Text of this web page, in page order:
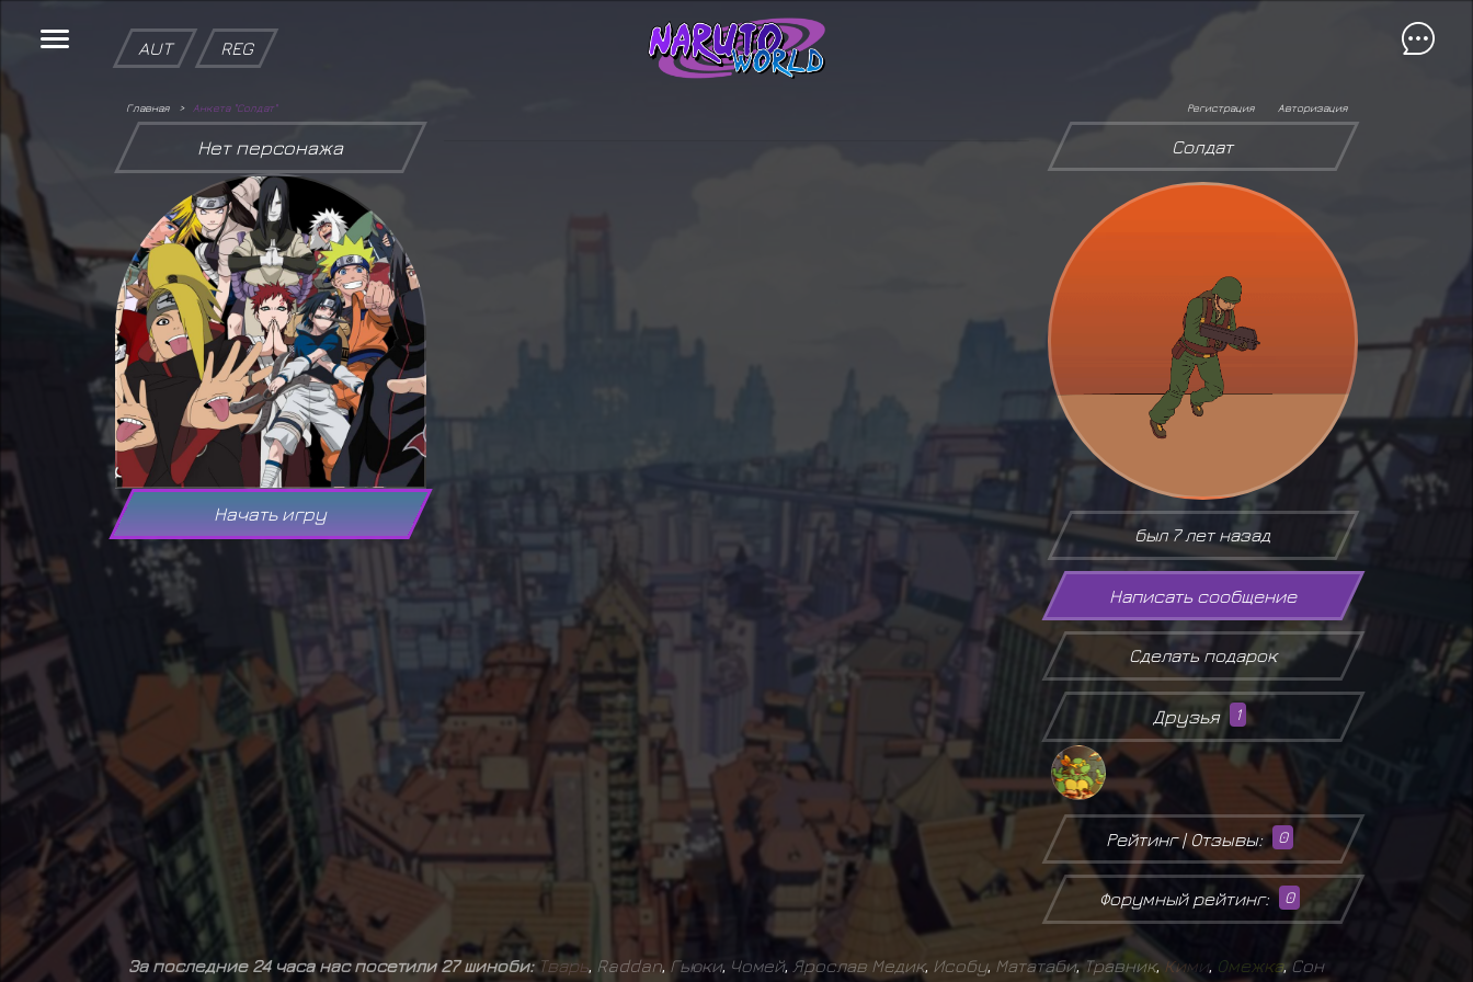
AUT REG
Главная Анкета "Солдат" Авторизация
Регистрация
Нет персонажа
Начать игру
Солдат
был 7 лет назад
Написать сообщение
Сделать подарок
Друзья 1
Рейтинг | Отзывы: 0
Форумный рейтинг: 0
За последние 24 часа нас посетили 27 шиноби: Тварь Raddan Гьюки, Чомей, Ярослав Медик, Исобу, Мататаби,Травник, Кими Омежка, Сон